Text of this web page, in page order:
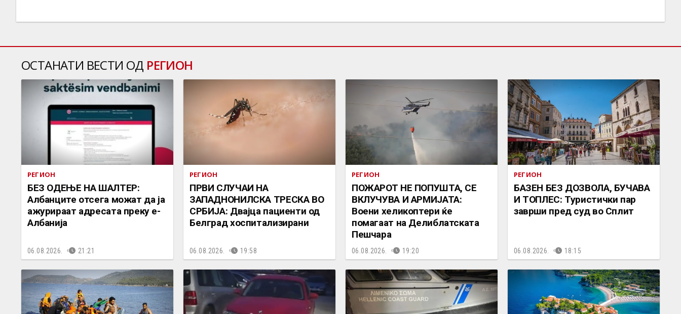
ОСТАНАТИ ВЕСТИ ОД РЕГИОН
РЕГИОН
БЕЗ ОДЕЊЕ НА ШАЛТЕР:
Албанците отсега можат да ја
ажурираат адресата преку е-
Албанија
06.08.2026. 21:21
РЕГИОН
ПРВИ СЛУЧАИ НА
ЗАПАДНОНИЛСКА ТРЕСКА ВО
СРБИЈА: Двајца пациенти од
Белград хоспитализирани
06.08.2026. 19:58
РЕГИОН
ПОЖАРОТ НЕ ПОПУШТА, СЕ
ВКЛУЧУВА И АРМИЈАТА:
Воени хеликоптери ќе
помагаат на Делиблатската
Пешчара
06.08.2026. 19:20
РЕГИОН
БАЗЕН БЕЗ ДОЗВОЛА, БУЧАВА
И ТОПЛЕС: Туристички пар
заврши пред суд во Сплит
06.08.2026. 18:15